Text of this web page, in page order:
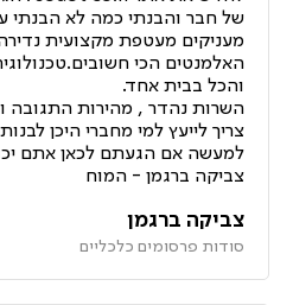
של חבר והבנתי כמה לא הבנתי
האלמנטים הכי
והכל בבית אחד.
השרות נהדר , מהירות התגובה
צריך לייעץ למי מחברי היכן
למעשה אם הגעתם לכאן אתם
צביקה ברגמן - המוח
צביקה ברגמן
סודות פרסומים כלכליים